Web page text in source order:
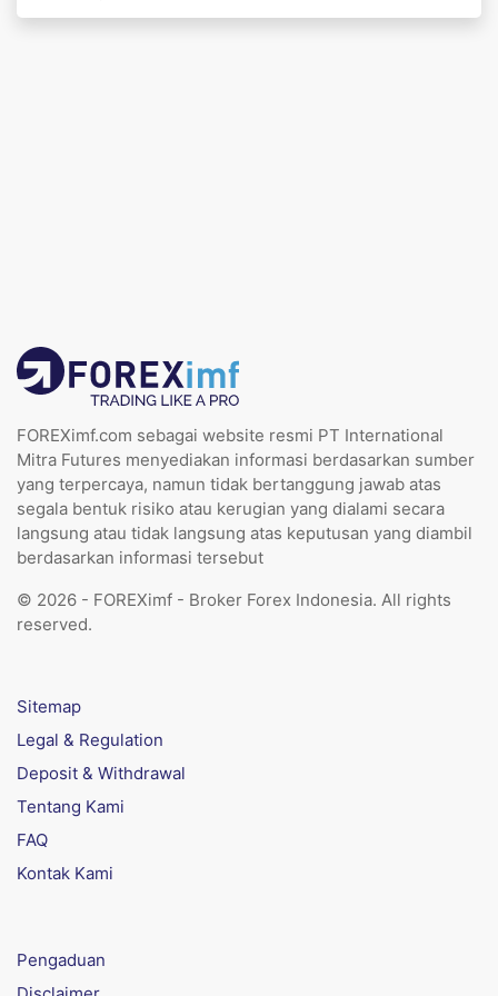
FOREXimf.com sebagai website resmi PT International
Mitra Futures menyediakan informasi berdasarkan sumber
yang terpercaya, namun tidak bertanggung jawab atas
segala bentuk risiko atau kerugian yang dialami secara
langsung atau tidak langsung atas keputusan yang diambil
berdasarkan informasi tersebut
© 2026 - FOREXimf - Broker Forex Indonesia. All rights
reserved.
Sitemap
Legal & Regulation
Deposit & Withdrawal
Tentang Kami
FAQ
Kontak Kami
Pengaduan